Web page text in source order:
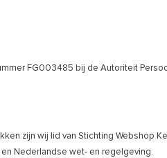
FG003485 bij de Autoriteit
zijn wij lid van Stichting Webshop
Nederlandse wet- en regelgeving.